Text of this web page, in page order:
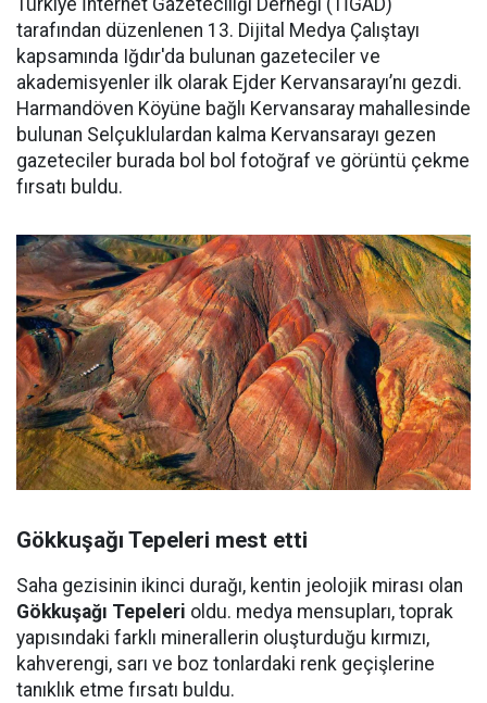
Türkiye İnternet Gazeteciliği Derneği (TİGAD)
tarafından düzenlenen 13. Dijital Medya Çalıştayı
kapsamında Iğdır'da bulunan gazeteciler ve
akademisyenler ilk olarak Ejder Kervansarayı’nı gezdi.
Harmandöven Köyüne bağlı Kervansaray mahallesinde
bulunan Selçuklulardan kalma Kervansarayı gezen
gazeteciler burada bol bol fotoğraf ve görüntü çekme
fırsatı buldu.
Gökkuşağı Tepeleri mest etti
Saha gezisinin ikinci durağı, kentin jeolojik mirası olan
Gökkuşağı Tepeleri oldu. medya mensupları, toprak
yapısındaki farklı minerallerin oluşturduğu kırmızı,
kahverengi, sarı ve boz tonlardaki renk geçişlerine
tanıklık etme fırsatı buldu.